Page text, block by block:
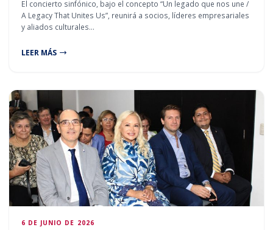
El concierto sinfónico, bajo el concepto “Un legado que nos une /
A Legacy That Unites Us”, reunirá a socios, líderes empresariales
y aliados culturales…
LEER MÁS
6 DE JUNIO DE 2026